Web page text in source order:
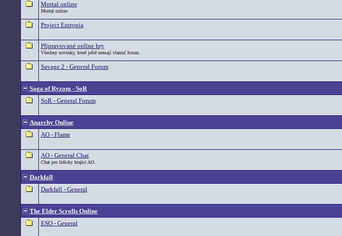
Mortal online
Mortal online
Project Entropia
Připravované online hry
Všechny novinky, které ještě nemají vlastní forum.
Savage 2 - General Forum
Saga of Ryzom - SoR
SoR - General Forum
Anarchy Online
AO - Flame
AO - General Chat
Chat pro lidicky hrajici AO.
Darkfall
Darkfall - General
The Elder Scrolls Online
ESO - General